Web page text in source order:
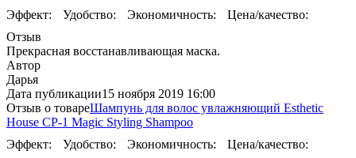
Эффект:
Удобство: Экономичность:
Цена/качество:
Отзыв
Прекрасная восстанавливающая маска.
Автор
Дарья
Дата публикации15 ноября 2019 16:00
Отзыв о товареШампунь для волос увлажняющий Esthetic
House CP-1 Magic Styling Shampoo
Эффект:
Удобство: Экономичность:
Цена/качество: